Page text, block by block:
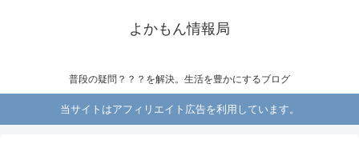
よかもん情報局
普段の疑問？？？を解決。生活を豊かにするブログ
当サイトはアフィリエイト広告を利用しています。